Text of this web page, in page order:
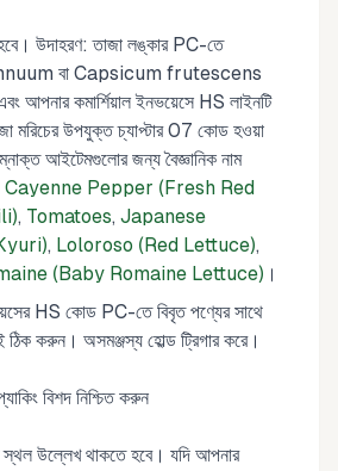
উদাহরণ: তাজা লঙ্কার PC-তে
বা Capsicum frutescens
আপনার কমার্শিয়াল ইনভয়েসে HS লাইনটি
মরিচের উপযুক্ত চ্যাপ্টার 07 কোড হওয়া
আইটেমগুলোর জন্য বৈজ্ঞানিক নাম
Cayenne Pepper (Fresh Red
, Tomatoes, Japanese
, Loloroso (Red Lettuce),
(Baby Romaine Lettuce) ।
HS কোড PC-তে বিবৃত পণ্যের সাথে
ঠিক করুন। অসমঞ্জস্য হোল্ড ট্রিগার করে।
বিশদ নিশ্চিত করুন
উল্লেখ থাকতে হবে। যদি আপনার